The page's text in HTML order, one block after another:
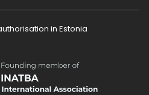
in Estonia